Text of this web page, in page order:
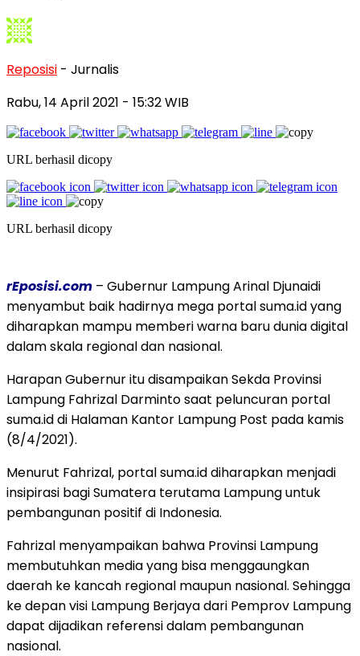
Reposisi - Jurnalis
Rabu, 14 April 2021 - 15:32 WIB
URL berhasil dicopy
URL berhasil dicopy
rEposisi.com – Gubernur Lampung Arinal Djunaidi
menyambut baik hadirnya mega portal suma.id yang
diharapkan mampu memberi warna baru dunia digital
dalam skala regional dan nasional.
Harapan Gubernur itu disampaikan Sekda Provinsi
Lampung Fahrizal Darminto saat peluncuran portal
suma.id di Halaman Kantor Lampung Post pada kamis
(8/4/2021).
Menurut Fahrizal, portal suma.id diharapkan menjadi
insipirasi bagi Sumatera terutama Lampung untuk
pembangunan positif di Indonesia.
Fahrizal menyampaikan bahwa Provinsi Lampung
membutuhkan media yang bisa menggaungkan
daerah ke kancah regional maupun nasional. Sehingga
ke depan visi Lampung Berjaya dari Pemprov Lampung
dapat dijadikan referensi dalam pembangunan
nasional.